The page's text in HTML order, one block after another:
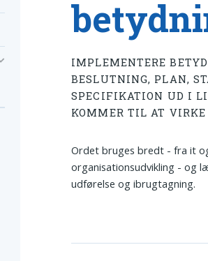
IMPLEMENTERE
BESLUTNING, PLAN,
SPECIFIKATION UD I
KOMMER TIL AT
Ordet bruges bredt - fra it
organisationsudvikling - og
udførelse og ibrugtagning.